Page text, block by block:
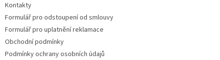
Kontakty
Formulář pro odstoupení od smlouvy
Formulář pro uplatnění reklamace
Obchodní podmínky
Podmínky ochrany osobních údajů